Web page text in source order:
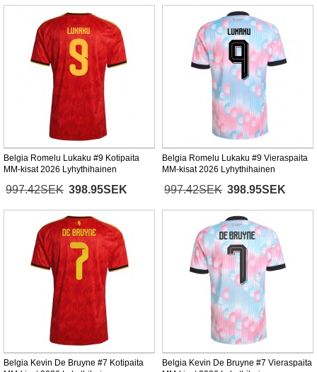
Belgia Romelu Lukaku #9 Kotipaita
MM-kisat 2026 Lyhythihainen
997.42SEK 398.95SEK
Belgia Romelu Lukaku #9 Vieraspaita
MM-kisat 2026 Lyhythihainen
997.42SEK 398.95SEK
Belgia Kevin De Bruyne #7 Kotipaita
Belgia Kevin De Bruyne #7 Vieraspaita